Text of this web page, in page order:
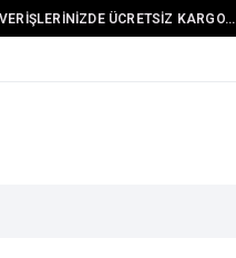
ÜCRETSİZ KARGO...